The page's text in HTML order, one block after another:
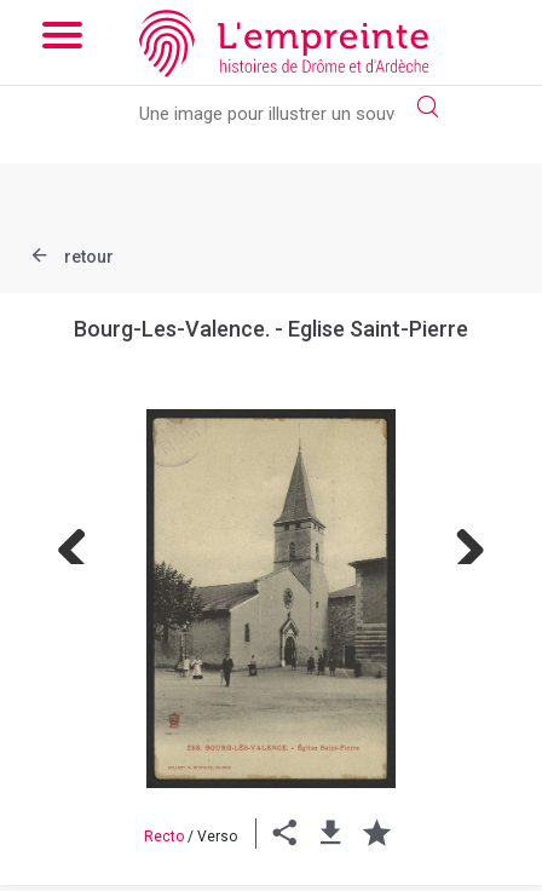
Array ( [slug] => document [ref] => B263626101_CP236 )
the new slick-theme.css if you want the default styling
retour
Bourg-Les-Valence. - Eglise Saint-Pierre
Recto / Verso